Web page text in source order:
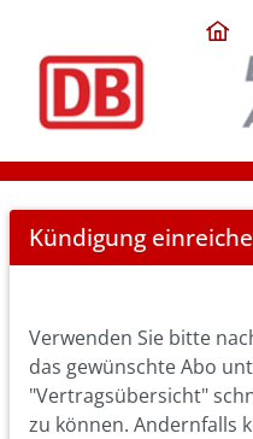
Cancel
Abo
Kündigung
Verwenden Sie bitte
das gewünschte Abo
"Vertragsübersicht"
zu können. Andernfalls